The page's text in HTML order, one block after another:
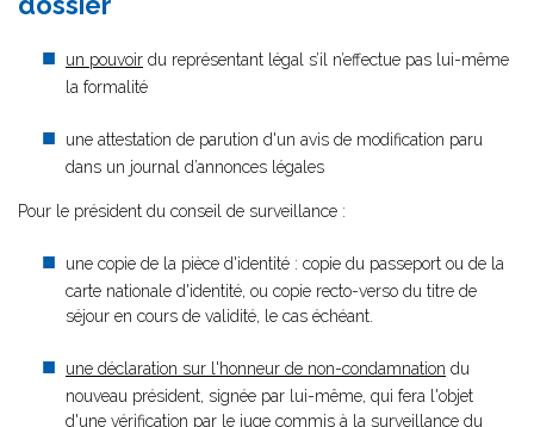
un pouvoir du représentant légal s’il n’effectue pas lui-même
la formalité
une attestation de parution d'un avis de modification paru
dans un journal d’annonces légales
Pour le président du conseil de surveillance :
une copie de la pièce d'identité : copie du passeport ou de la
carte nationale d'identité, ou copie recto-verso du titre de
séjour en cours de validité, le cas échéant.
une déclaration sur l'honneur de non-condamnation du
nouveau président, signée par lui-même, qui fera l'objet
d'une vérification par le juge commis à la surveillance du